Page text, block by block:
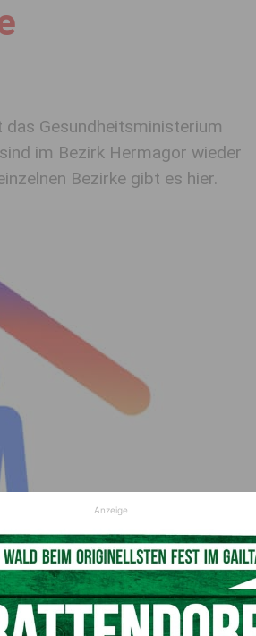
Gesundheitsministerium
im Bezirk Hermagor wieder
Bezirke gibt es hier.
Anzeige